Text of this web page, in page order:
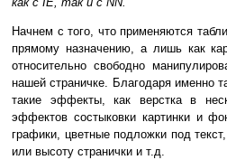
Начнем с того, что применяются
прямому назначению, а лишь как
относительно свободно
нашей страничке. Благодаря именно
такие эффекты, как верстка в
эффектов состыковки картинки и
графики, цветные подложки под
или высоту странички и т.д.